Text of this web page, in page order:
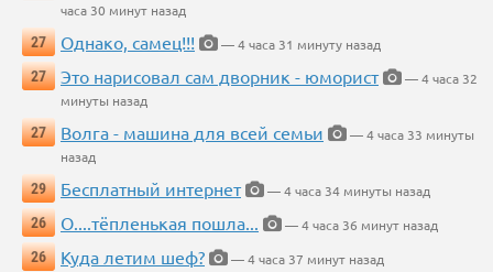
часа 30 минут назад
27
Однако, самец!!!
— 4 часа 31 минуту назад
27
Это нарисовал сам дворник - юморист
— 4 часа 32
минуты назад
27
Волга - машина для всей семьи
— 4 часа 33 минуты
назад
29
Бесплатный интернет
— 4 часа 34 минуты назад
26
О....тёпленькая пошла...
— 4 часа 36 минут назад
26
Куда летим шеф? — 4 часа 37 минут назад